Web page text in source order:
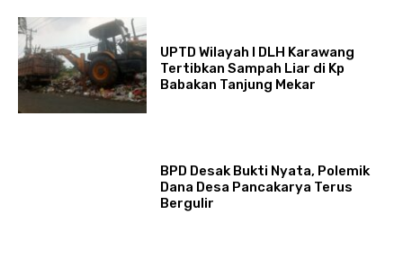
UPTD Wilayah I DLH Karawang
Tertibkan Sampah Liar di Kp
Babakan Tanjung Mekar
BPD Desak Bukti Nyata, Polemik
Dana Desa Pancakarya Terus
Bergulir